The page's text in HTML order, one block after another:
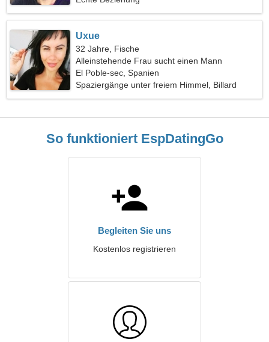
Uxue
32 Jahre, Fische
Alleinstehende Frau sucht einen Mann
El Poble-sec, Spanien
Spaziergänge unter freiem Himmel, Billard
So funktioniert EspDatingGo
Begleiten Sie uns
Kostenlos registrieren